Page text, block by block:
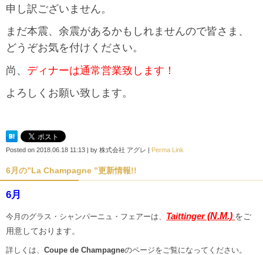
申し訳ございません。
まだ本震、余震があるかもしれませんので皆さま、
どうぞお気を付けください。
尚、 ディナーは通常営業致します！
よろしくお願い致します。
Posted on 2018.06.18 11:13 | by 株式会社 アグレ | Perma Link
6月の”La Champagne ”更新情報!!
6月
今月のグラス・シャンパーニュ・フェアーは、 Taittinger(N.M.) をご
用意しております。
詳しくは、 Coupe de Champagneのページをご覧になってください。